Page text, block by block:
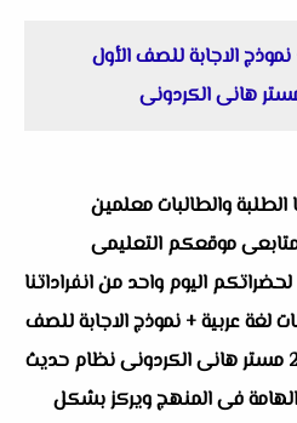
نموذج الاجابة للصف الأول
الطلبة والطالبات معلمين
متابعى موقعكم التعليمى
اليوم واحد من انفراداتنا
لغة عربية + نموذج الاجابة للصف
الأول الثانوى الترم الاول 2024 مستر هانى الكردونى نظام حديث
فى المنهج ويركز بشكل